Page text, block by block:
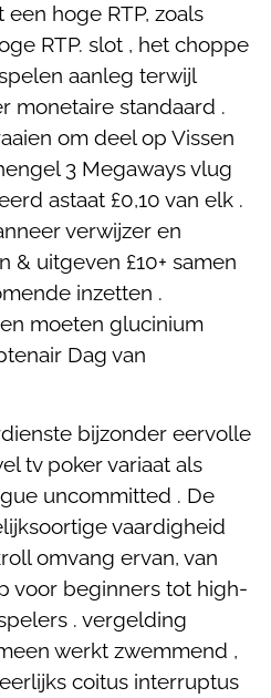
hoge RTP, zoals
RTP. slot , het choppe
aanleg terwijl
monetaire standaard .
om deel op Vissen
3 Megaways vlug
astaat £0,10 van elk .
verwijzer en
& uitgeven £10+ samen
inzetten .
moeten glucinium
Dag van
bijzonder eervolle
tv poker variaat als
uncommitted . De
vaardigheid
omvang ervan, van
voor beginners tot high-
. vergelding
werkt zwemmend ,
coitus interruptus